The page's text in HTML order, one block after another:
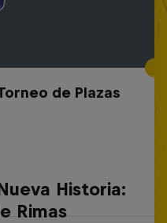
de Plazas
Historia:
Rimas